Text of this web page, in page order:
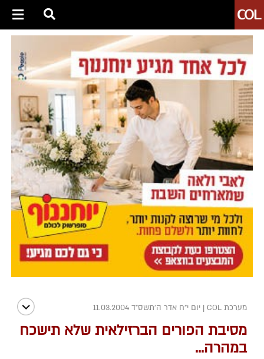
מערכת COL | יום י"ח אדר ה׳תשס״ד 11.03.2004
מסיבת הפורים הברזילאית שלא תישכח
במהרה...